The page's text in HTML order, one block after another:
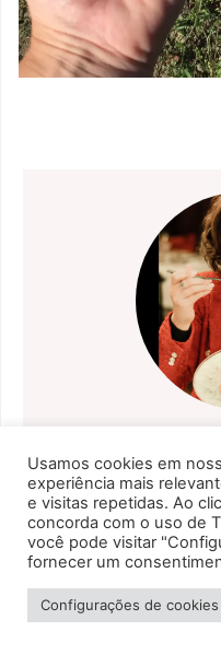
Eu sou Deyse Ribeiro,
Itália, especialista em
Depois de muito estudo,
turismo
história por trás do prato,
memória histórica, o que
“casos”, o trabalho,
Usamos cookies em
experiência mais
e visitas repetidas. Ao
concorda com o uso de
você pode visitar
fornecer um
Configurações de cookies